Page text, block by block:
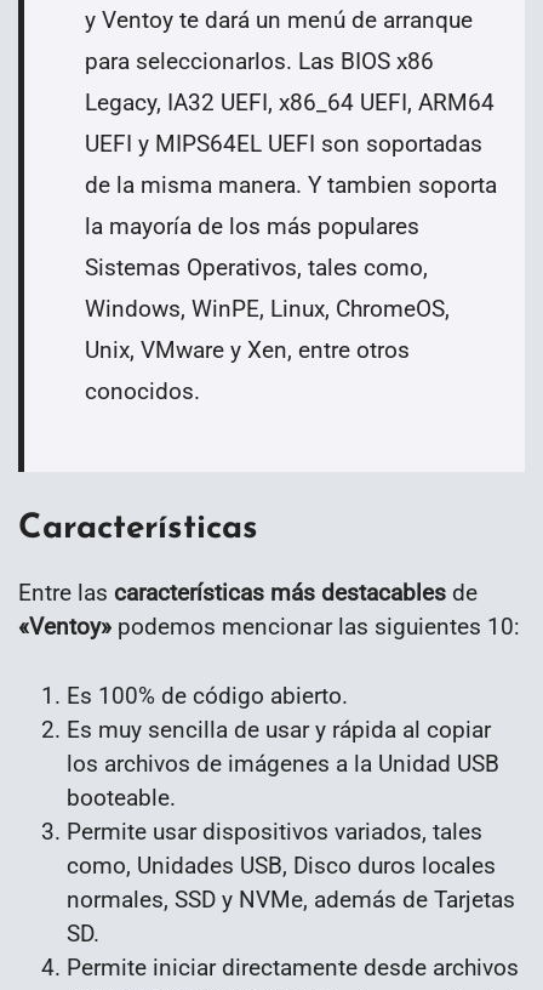
y Ventoy te dará un menú de arranque
para seleccionarlos. Las BIOS x86
Legacy, IA32 UEFI, x86_64 UEFI, ARM64
UEFI y MIPS64EL UEFI son soportadas
de la misma manera. Y tambien soporta
la mayoría de los más populares
Sistemas Operativos, tales como,
Windows, WinPE, Linux, ChromeOS,
Unix, VMware y Xen, entre otros
conocidos.
Características
Entre las características más destacables de
«Ventoy» podemos mencionar las siguientes 10:
Es 100% de código abierto.
Es muy sencilla de usar y rápida al copiar
los archivos de imágenes a la Unidad USB
booteable.
Permite usar dispositivos variados, tales
como, Unidades USB, Disco duros locales
normales, SSD y NVMe, además de Tarjetas
SD.
Permite iniciar directamente desde archivos